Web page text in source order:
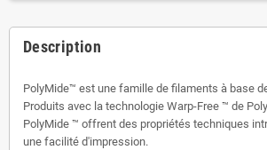
Description
PolyMide™ est une famille de filaments à base
Produits avec la technologie Warp-Free ™ de
PolyMide ™ offrent des propriétés techniques
une facilité d'impression.